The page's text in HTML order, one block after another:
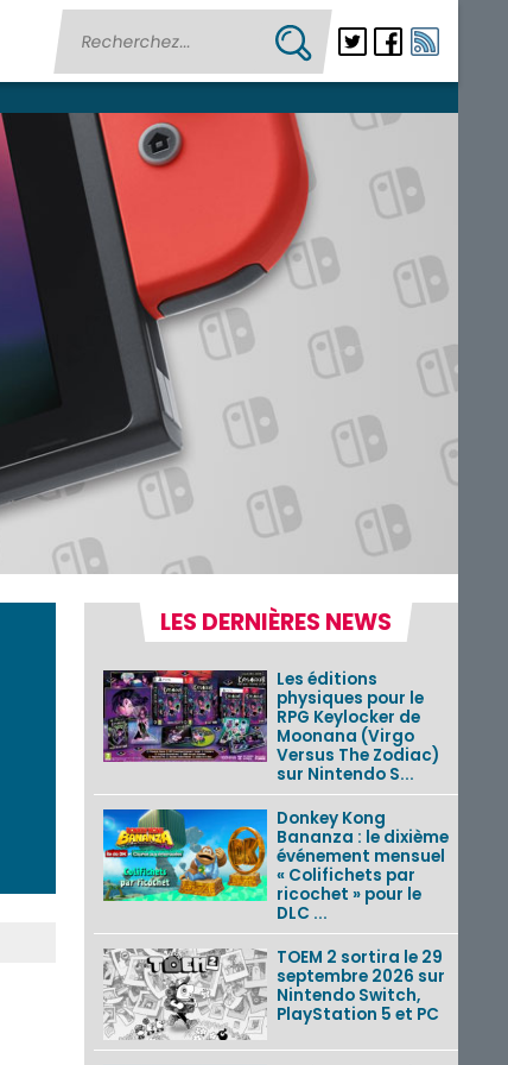
LES DERNIÈRES NEWS
Les éditions
physiques pour le
RPG Keylocker de
Moonana (Virgo
Versus The Zodiac)
sur Nintendo S...
Donkey Kong
Bananza : le dixième
événement mensuel
« Colifichets par
ricochet » pour le
DLC ...
TOEM 2 sortira le 29
septembre 2026 sur
Nintendo Switch,
PlayStation 5 et PC